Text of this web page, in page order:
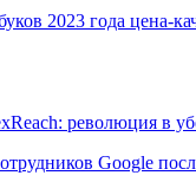
2023 года цена-
революция в
Google